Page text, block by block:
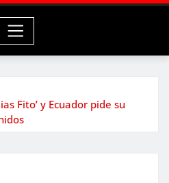
Fito’ y Ecuador pide su